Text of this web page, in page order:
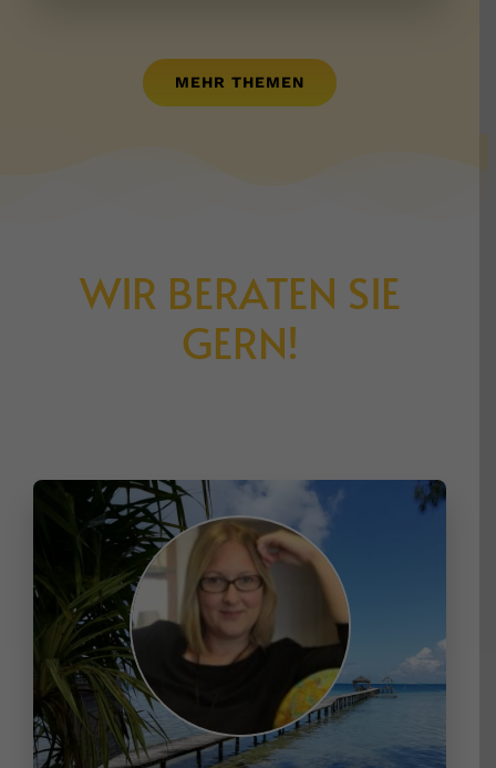
MEHR THEMEN
WIR BERATEN SIE
GERN!